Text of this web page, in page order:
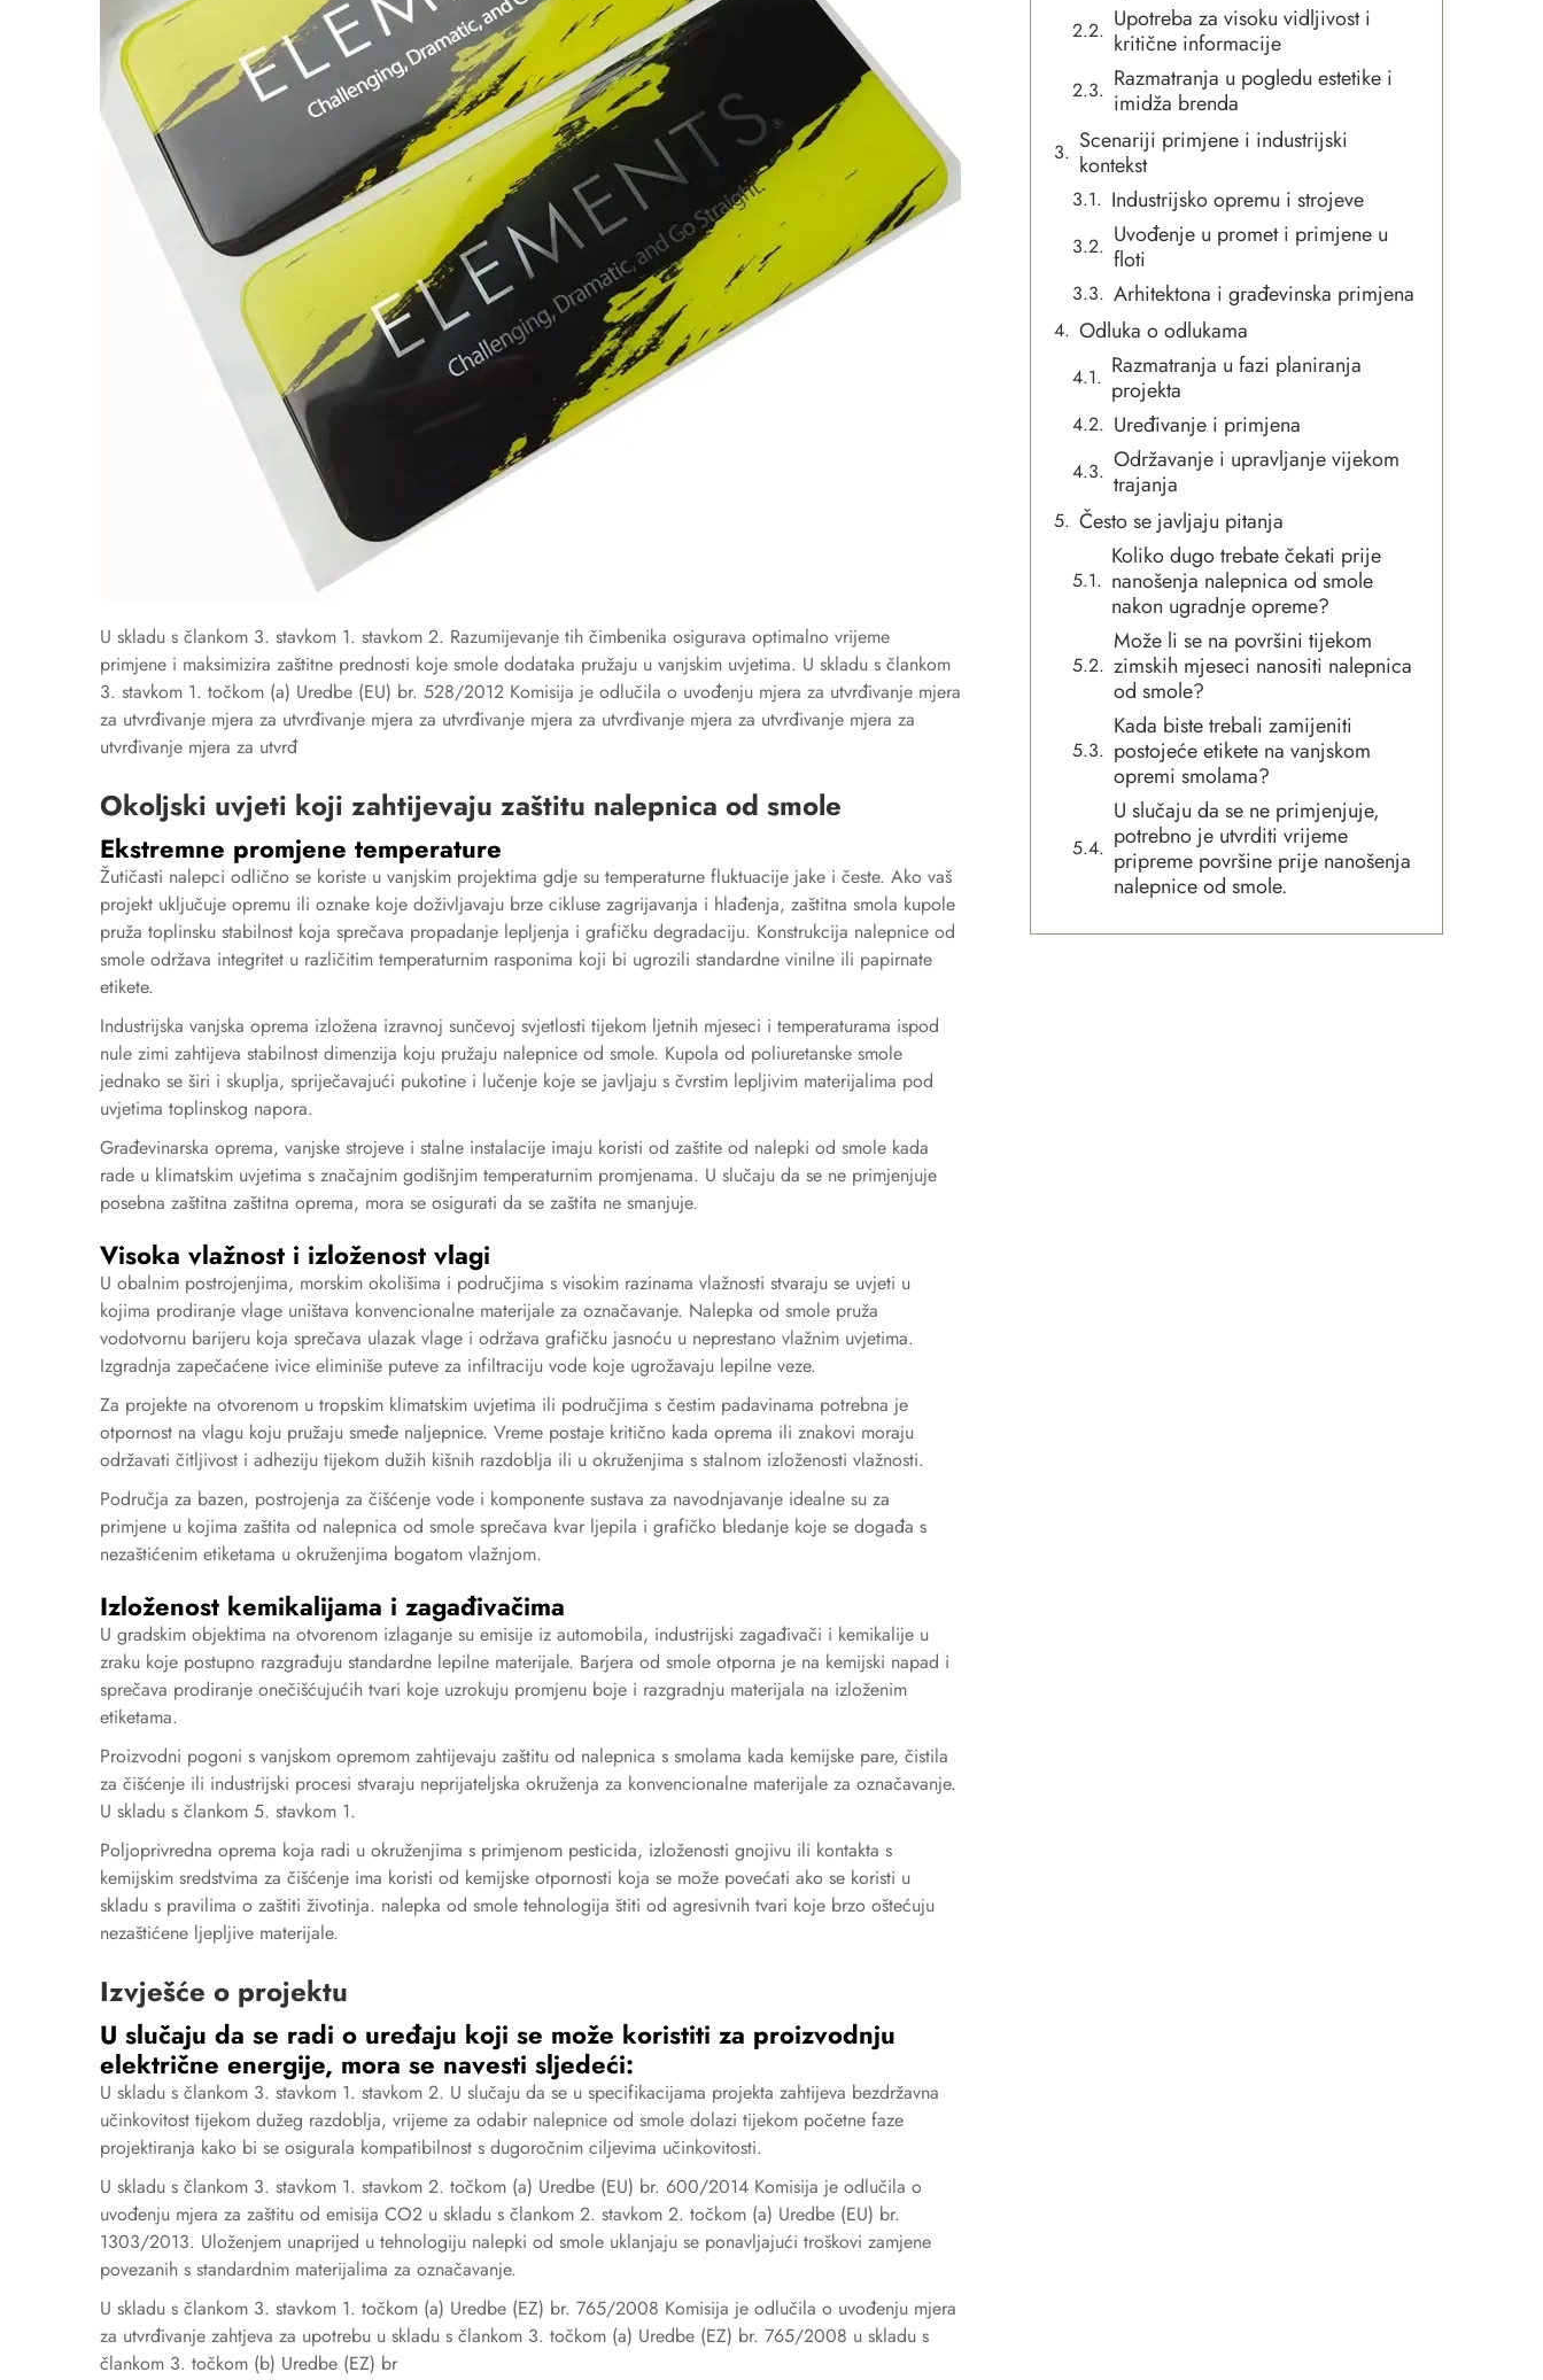
U skladu s člankom 3. stavkom 1. stavkom 2. Razumijevanje tih čimbenika osigurava optimalno vrijeme
primjene i maksimizira zaštitne prednosti koje smole dodataka pružaju u vanjskim uvjetima. U skladu s člankom
3. stavkom 1. točkom (a) Uredbe (EU) br. 528/2012 Komisija je odlučila o uvođenju mjera za utvrđivanje mjera
za utvrđivanje mjera za utvrđivanje mjera za utvrđivanje mjera za utvrđivanje mjera za utvrđivanje mjera za
utvrđivanje mjera za utvrđ
Okoljski uvjeti koji zahtijevaju zaštitu nalepnica od smole
Ekstremne promjene temperature
Žutičasti nalepci odlično se koriste u vanjskim projektima gdje su temperaturne fluktuacije jake i česte. Ako vaš
projekt uključuje opremu ili oznake koje doživljavaju brze cikluse zagrijavanja i hlađenja, zaštitna smola kupole
pruža toplinsku stabilnost koja sprečava propadanje lepljenja i grafičku degradaciju. Konstrukcija nalepnice od
smole održava integritet u različitim temperaturnim rasponima koji bi ugrozili standardne vinilne ili papirnate
etikete.
Industrijska vanjska oprema izložena izravnoj sunčevoj svjetlosti tijekom ljetnih mjeseci i temperaturama ispod
nule zimi zahtijeva stabilnost dimenzija koju pružaju nalepnice od smole. Kupola od poliuretanske smole
jednako se širi i skuplja, spriječavajući pukotine i lučenje koje se javljaju s čvrstim lepljivim materijalima pod
uvjetima toplinskog napora.
Građevinarska oprema, vanjske strojeve i stalne instalacije imaju koristi od zaštite od nalepki od smole kada
rade u klimatskim uvjetima s značajnim godišnjim temperaturnim promjenama. U slučaju da se ne primjenjuje
posebna zaštitna zaštitna oprema, mora se osigurati da se zaštita ne smanjuje.
Visoka vlažnost i izloženost vlagi
U obalnim postrojenjima, morskim okolišima i područjima s visokim razinama vlažnosti stvaraju se uvjeti u
kojima prodiranje vlage uništava konvencionalne materijale za označavanje. Nalepka od smole pruža
vodotvornu barijeru koja sprečava ulazak vlage i održava grafičku jasnoću u neprestano vlažnim uvjetima.
Izgradnja zapečaćene ivice eliminiše puteve za infiltraciju vode koje ugrožavaju lepilne veze.
Za projekte na otvorenom u tropskim klimatskim uvjetima ili područjima s čestim padavinama potrebna je
otpornost na vlagu koju pružaju smeđe naljepnice. Vreme postaje kritično kada oprema ili znakovi moraju
održavati čitljivost i adheziju tijekom dužih kišnih razdoblja ili u okruženjima s stalnom izloženosti vlažnosti.
Područja za bazen, postrojenja za čišćenje vode i komponente sustava za navodnjavanje idealne su za
primjene u kojima zaštita od nalepnica od smole sprečava kvar ljepila i grafičko bledanje koje se događa s
nezaštićenim etiketama u okruženjima bogatom vlažnjom.
Izloženost kemikalijama i zagađivačima
U gradskim objektima na otvorenom izlaganje su emisije iz automobila, industrijski zagađivači i kemikalije u
zraku koje postupno razgrađuju standardne lepilne materijale. Barjera od smole otporna je na kemijski napad i
sprečava prodiranje onečišćujućih tvari koje uzrokuju promjenu boje i razgradnju materijala na izloženim
etiketama.
Proizvodni pogoni s vanjskom opremom zahtijevaju zaštitu od nalepnica s smolama kada kemijske pare, čistila
za čišćenje ili industrijski procesi stvaraju neprijateljska okruženja za konvencionalne materijale za označavanje.
U skladu s člankom 5. stavkom 1.
Poljoprivredna oprema koja radi u okruženjima s primjenom pesticida, izloženosti gnojivu ili kontakta s
kemijskim sredstvima za čišćenje ima koristi od kemijske otpornosti koja se može povećati ako se koristi u
skladu s pravilima o zaštiti životinja. nalepka od smole tehnologija štiti od agresivnih tvari koje brzo oštećuju
nezaštićene ljepljive materijale.
Izvješće o projektu
U slučaju da se radi o uređaju koji se može koristiti za proizvodnju
električne energije, mora se navesti sljedeći:
U skladu s člankom 3. stavkom 1. stavkom 2. U slučaju da se u specifikacijama projekta zahtijeva bezdržavna
učinkovitost tijekom dužeg razdoblja, vrijeme za odabir nalepnice od smole dolazi tijekom početne faze
projektiranja kako bi se osigurala kompatibilnost s dugoročnim ciljevima učinkovitosti.
U skladu s člankom 3. stavkom 1. stavkom 2. točkom (a) Uredbe (EU) br. 600/2014 Komisija je odlučila o
uvođenju mjera za zaštitu od emisija CO2 u skladu s člankom 2. stavkom 2. točkom (a) Uredbe (EU) br.
1303/2013. Uloženjem unaprijed u tehnologiju nalepki od smole uklanjaju se ponavljajući troškovi zamjene
povezanih s standardnim materijalima za označavanje.
U skladu s člankom 3. stavkom 1. točkom (a) Uredbe (EZ) br. 765/2008 Komisija je odlučila o uvođenju mjera
za utvrđivanje zahtjeva za upotrebu u skladu s člankom 3. točkom (a) Uredbe (EZ) br. 765/2008 u skladu s
člankom 3. točkom (b) Uredbe (EZ) br
Upotreba za visoku vidljivost i
kritične informacije
Razmatranja u pogledu estetike i
imidža brenda
Scenariji primjene i industrijski
kontekst
Industrijsko opremu i strojeve
Uvođenje u promet i primjene u
floti
Arhitektona i građevinska primjena
Odluka o odlukama
Razmatranja u fazi planiranja
projekta
Uređivanje i primjena
Održavanje i upravljanje vijekom
trajanja
Često se javljaju pitanja
Koliko dugo trebate čekati prije
nanošenja nalepnica od smole
nakon ugradnje opreme?
Može li se na površini tijekom
zimskih mjeseci nanositi nalepnica
od smole?
Kada biste trebali zamijeniti
postojeće etikete na vanjskom
opremi smolama?
U slučaju da se ne primjenjuje,
potrebno je utvrditi vrijeme
pripreme površine prije nanošenja
nalepnice od smole.